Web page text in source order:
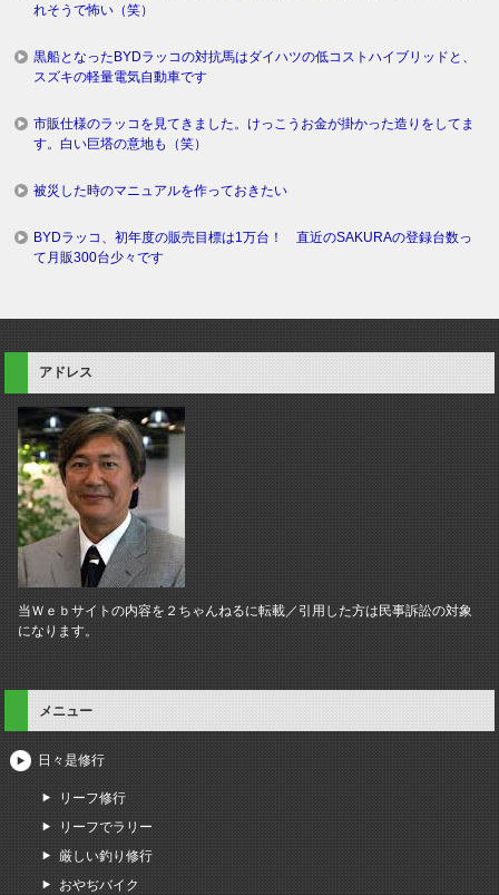
れそうで怖い（笑）
黒船となったBYDラッコの対抗馬はダイハツの低コストハイブリッドと、
スズキの軽量電気自動車です
市販仕様のラッコを見てきました。けっこうお金が掛かった造りをしてま
す。白い巨塔の意地も（笑）
被災した時のマニュアルを作っておきたい
BYDラッコ、初年度の販売目標は1万台！ 直近のSAKURAの登録台数っ
て月販300台少々です
アドレス
当Ｗｅｂサイトの内容を２ちゃんねるに転載／引用した方は民事訴訟の対象
になります。
メニュー
日々是修行
リーフ修行
リーフでラリー
厳しい釣り修行
おやぢバイク